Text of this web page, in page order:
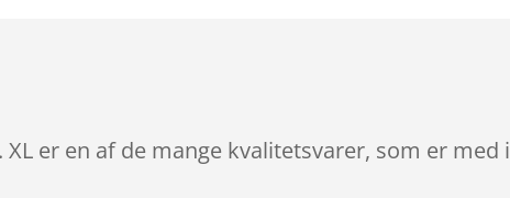
er en af de mange kvalitetsvarer, som er med